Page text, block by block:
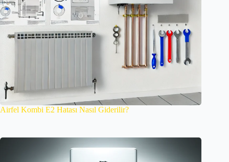
Airfel Kombi E2 Hatası Nasıl Giderilir?